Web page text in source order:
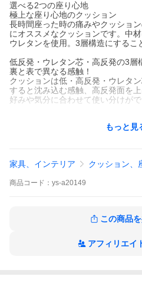
選べる2つの座り心地
極上な座り心地のクッション
長時間座った時の痛みやクッショ
にオススメなクッションです。中
ウレタンを使用。3層構造にするこ
低反発・ウレタン芯・高反発の3層
裏と表で異なる感触！
クッションは低・高反発・ウレタ
すると沈み込む感触、高反発面を
好みや気分に合わせて使い分けがで
工夫次第で使い方いろいろ
重ねて座る
や持ち運びが自由なので、好みの
もっと見
家具、インテリア クッション、
商品 コード： ys-a20149
この商品
アフィリエイ